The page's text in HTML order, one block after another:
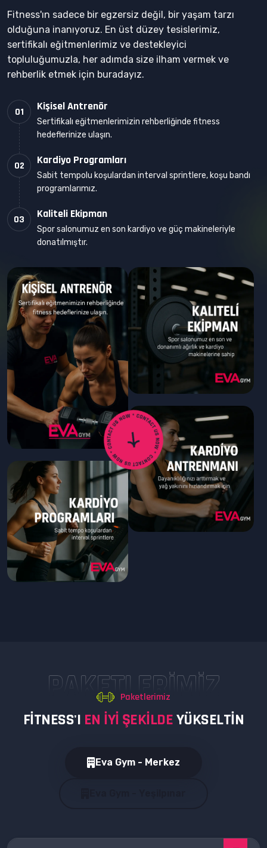
Fitness'ın sadece bir egzersiz değil, bir yaşam tarzı
olduğuna inanıyoruz. En üst düzey tesislerimiz,
sertifikalı eğitmenlerimiz ve destekleyici
topluluğumuzla, her adımda size ilham vermek ve
rehberlik etmek için buradayız.
01 Kişisel Antrenör
Sertifikalı eğitmenlerimizin rehberliğinde fitness
hedeflerinize ulaşın.
02 Kardiyo Programları
Sabit tempolu koşulardan interval sprintlere, koşu bandı
programlarımız.
03 Kaliteli Ekipman
Spor salonumuz en son kardiyo ve güç makineleriyle
donatılmıştır.
PAKETLERIMIZ
Paketlerimiz
FITNESS'I EN IYI ŞEKILDEYÜKSELTIN
Eva Gym - Merkez